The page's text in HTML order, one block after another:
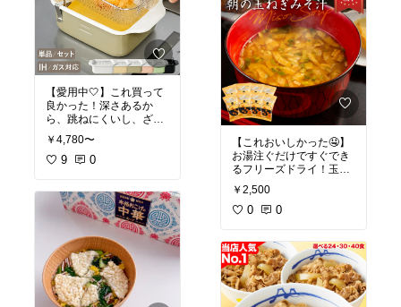
【愛用中🤍】これ買って
良かった！深さあるか
ら、跳ねにくいし、ざ
る、温度計、バット全部
セットなのが嬉しすぎる
🥺 大きさもちょうどい
￥4,780〜
9 0
【これおいしかった🤤】
お湯注ぐだけですぐでき
るフリーズドライ！玉ね
ぎたくさんで嬉しい🥹
￥2,500
0 0